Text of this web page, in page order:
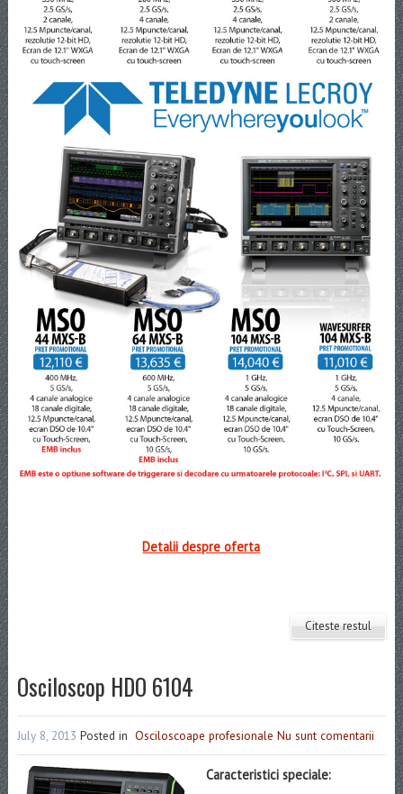
Detalii despre oferta
Citeste restul
Osciloscop HDO 6104
July 8, 2013 Posted in Osciloscoape profesionale Nu sunt comentarii
Caracteristici speciale: